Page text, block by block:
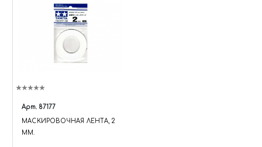
Арт. 87177
МАСКИРОВОЧНАЯ ЛЕНТА, 2
ММ.